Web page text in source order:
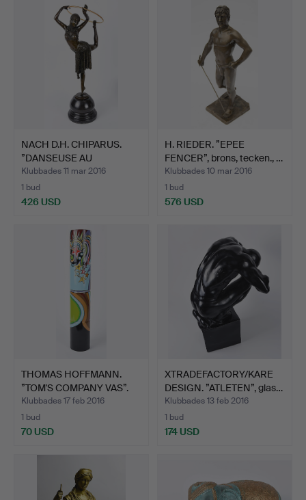
NACH D.H. CHIPARUS.
”DANSEUSE AU
CERCEAU”,…
Klubbades 11 mar 2016
1 bud
426 USD
H. RIEDER. ”EPEE
FENCER”, brons, tecken., …
Klubbades 10 mar 2016
1 bud
576 USD
THOMAS HOFFMANN.
”TOM'S COMPANY VAS”.
Klubbades 17 feb 2016
1 bud
70 USD
XTRADEFACTORY/KARE
DESIGN. ”ATLETEN”, glas…
Klubbades 13 feb 2016
1 bud
174 USD